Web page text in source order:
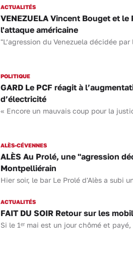
ACTUALITÉS
VENEZUELA Vincent Bouget et
l'attaque américaine
"L’agression du Venezuela décidée
POLITIQUE
GARD Le PCF réagit à
d’électricité
« Encore un mauvais coup pour la
ALÈS-CÉVENNES
ALÈS Au Prolé, une "agression
Montpelliérain
Hier soir, le bar Le Prolé d'Alès a subi
ACTUALITÉS
FAIT DU SOIR Retour sur les
Si le 1ᵉʳ mai est un jour chômé et